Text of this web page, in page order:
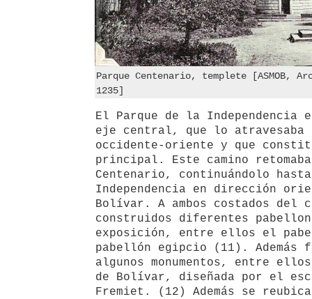
Parque Centenario, templete [ASMOB,
1235]
El Parque de la Independencia
eje central, que lo atravesaba
occidente-oriente y que
principal. Este camino
Centenario, continuándolo
Independencia en dirección
Bolívar. A ambos costados del
construidos diferentes
exposición, entre ellos el
pabellón egipcio (11). Además
algunos monumentos, entre
de Bolívar, diseñada por el
Fremiet. (12) Además se